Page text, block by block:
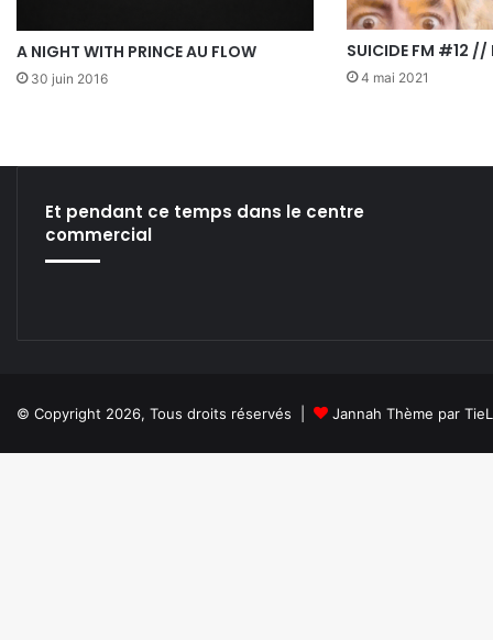
A NIGHT WITH PRINCE AU FLOW
30 juin 2016
SUICIDE FM #12 //
4 mai 2021
Et pendant ce temps dans le centre
commercial
© Copyright 2026, Tous droits réservés | Jannah Thème par